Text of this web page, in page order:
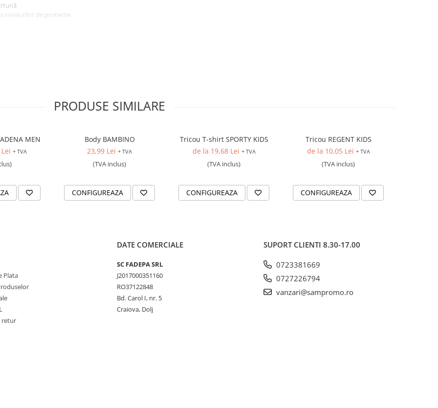
nivelurilor de protectie
de carbon antistatică,PRODUSE SIMILARE
MEN
+ TVA
Body BAMBINO
23,99 Lei + TVA
(TVA inclus)
CONFIGUREAZA
Tricou T-shirt SPORTY KIDS
de la 19,68 Lei + TVA
(TVA inclus)
CONFIGUREAZA
Tricou REGENT KIDS
de la 10,05 Lei + TVA
(TVA inclus)
CONFIGUREAZA
Plata
retur
DATE COMERCIALE
SC FADEPA SRL
J2017000351160
RO37122848
Bd. Carol I, nr. 5
Craiova, Dolj
SUPORT CLIENTI 8.30-17.00
0723381669
0727226794
vanzari@sampromo.ro